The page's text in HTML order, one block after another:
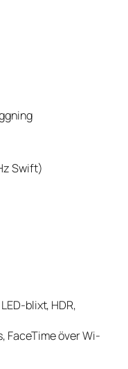
Swift)
blixt, HDR,
FaceTime över Wi-